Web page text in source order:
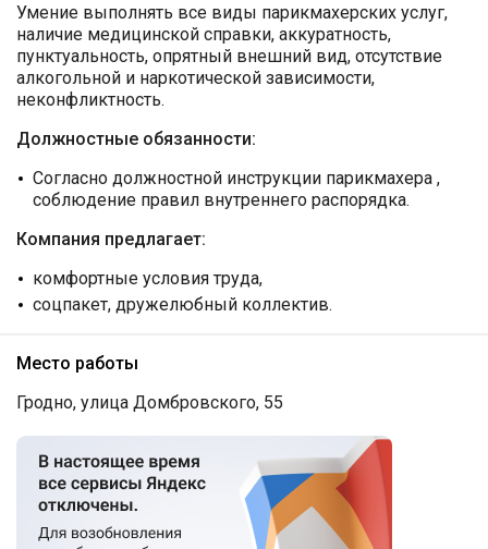
Умение выполнять все виды парикмахерских услуг,
наличие медицинской справки, аккуратность,
пунктуальность, опрятный внешний вид, отсутствие
алкогольной и наркотической зависимости,
неконфликтность.
Должностные обязанности:
Согласно должностной инструкции парикмахера ,
соблюдение правил внутреннего распорядка.
Компания предлагает:
комфортные условия труда,
соцпакет, дружелюбный коллектив.
Место работы
Гродно, улица Домбровского, 55